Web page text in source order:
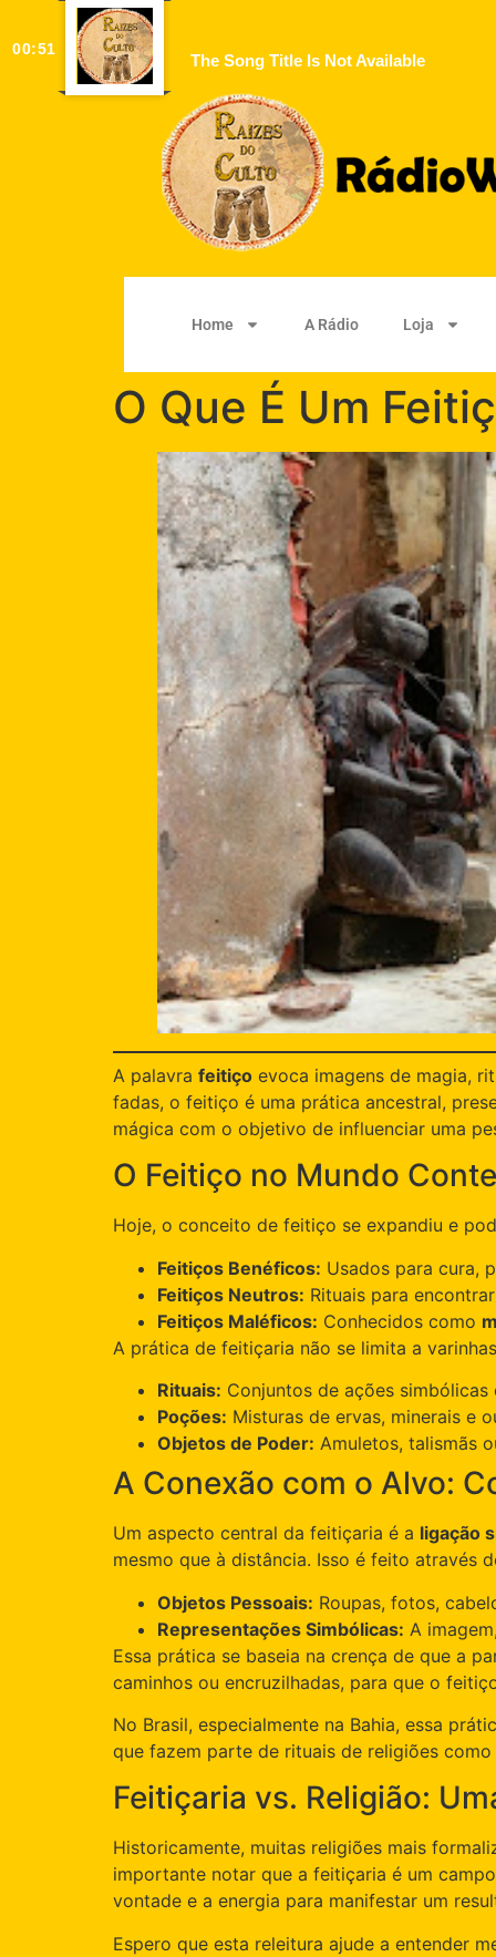
00:51
The Song Title Is Not Available
Home A Rádio Loja
O Que É Um
A palavra feitiço evoca imagens de magia,
fadas, o feitiço é uma prática ancestral,
mágica com o objetivo de influenciar uma
O Feitiço no Mundo
Hoje, o conceito de feitiço se expandiu e
Feitiços Benéficos: Usados para cura,
Feitiços Neutros: Rituais para
Feitiços Maléficos: Conhecidos como
A prática de feitiçaria não se limita a
Rituais: Conjuntos de ações simbólicas
Poções: Misturas de ervas, minerais e
Objetos de Poder: Amuletos, talismãs
A Conexão com o Alvo:
Um aspecto central da feitiçaria é a ligação
mesmo que à distância. Isso é feito através
Objetos Pessoais: Roupas, fotos,
Representações Simbólicas: A
Essa prática se baseia na crença de que a
caminhos ou encruzilhadas, para que o
No Brasil, especialmente na Bahia, essa
que fazem parte de rituais de religiões
Feitiçaria vs. Religião:
Historicamente, muitas religiões mais
importante notar que a feitiçaria é um
vontade e a energia para manifestar um
Espero que esta releitura ajude a entender